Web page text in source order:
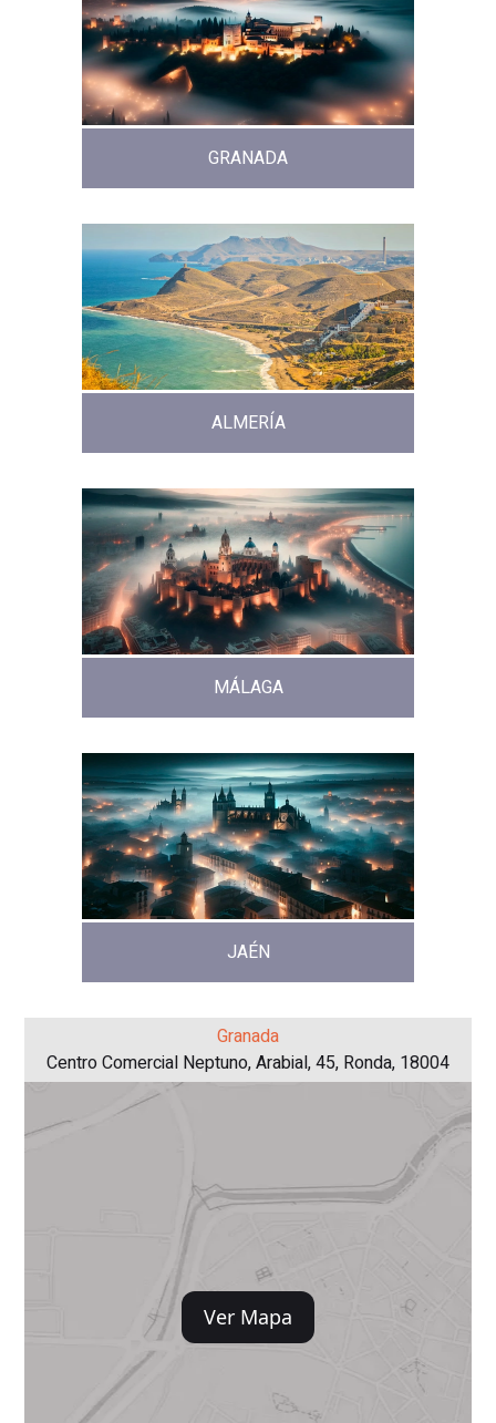
GRANADA
ALMERÍA
MÁLAGA
JAÉN
Granada
Centro Comercial Neptuno, Arabial, 45, Ronda, 18004
Ver Mapa